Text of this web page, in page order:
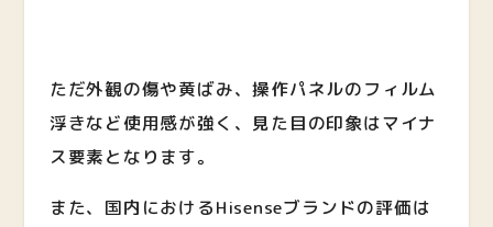
ただ外観の傷や黄ばみ、操作パネルのフィルム
浮きなど使用感が強く、見た目の印象はマイナ
ス要素となります。
また、国内におけるHisenseブランドの評価は